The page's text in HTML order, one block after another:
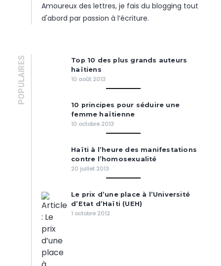
Amoureux des lettres, je fais du blogging tout
d'abord par passion à l’écriture.
POPULAIRES
Top 10 des plus grands auteurs
haïtiens
10 août 2013
10 principes pour séduire une
femme haïtienne
10 octobre 2013
Haïti à l’heure des manifestations
contre l’homosexualité
20 juillet 2013
Le prix d’une place à l’Université
d’Etat d’Haïti (UEH)
1 octobre 2012